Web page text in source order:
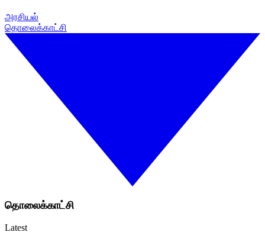
அரசியல்
தொலைக்காட்சி
தொலைக்காட்சி
Latest